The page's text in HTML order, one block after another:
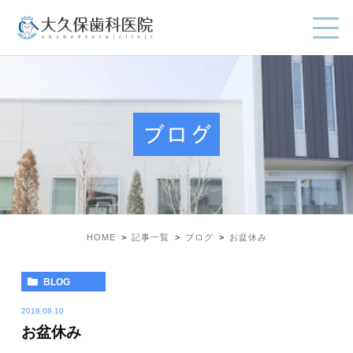
ブログ
HOME 記事一覧 ブログ お盆休み
BLOG
2018.08.10
お盆休み